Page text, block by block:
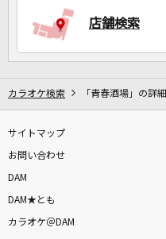
店舗検索
カラオケ検索 「青春酒場」の詳細
サイトマップ
お問い合わせ
DAM
DAM★とも
カラオケ＠DAM